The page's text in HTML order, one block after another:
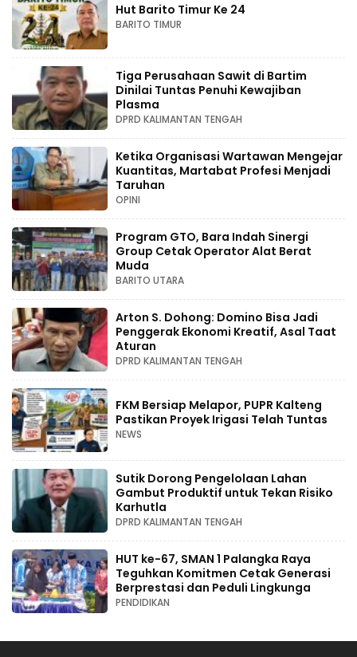
Hut Barito Timur Ke 24
BARITO TIMUR
Tiga Perusahaan Sawit di Bartim
Dinilai Tuntas Penuhi Kewajiban
Plasma
DPRD KALIMANTAN TENGAH
Ketika Organisasi Wartawan Mengejar
Kuantitas, Martabat Profesi Menjadi
Taruhan
OPINI
Program GTO, Bara Indah Sinergi
Group Cetak Operator Alat Berat
Muda
BARITO UTARA
Arton S. Dohong: Domino Bisa Jadi
Penggerak Ekonomi Kreatif, Asal Taat
Aturan
DPRD KALIMANTAN TENGAH
FKM Bersiap Melapor, PUPR Kalteng
Pastikan Proyek Irigasi Telah Tuntas
NEWS
Sutik Dorong Pengelolaan Lahan
Gambut Produktif untuk Tekan Risiko
Karhutla
DPRD KALIMANTAN TENGAH
HUT ke-67, SMAN 1 Palangka Raya
Teguhkan Komitmen Cetak Generasi
Berprestasi dan Peduli Lingkunga
PENDIDIKAN